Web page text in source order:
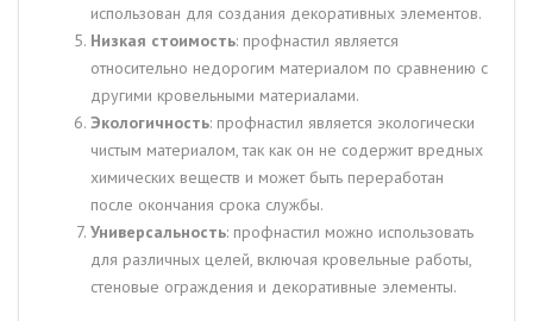
использован для создания декоративных элементов.
Низкая стоимость: профнастил является
относительно недорогим материалом по сравнению с
другими кровельными материалами.
Экологичность: профнастил является экологически
чистым материалом, так как он не содержит вредных
химических веществ и может быть переработан
после окончания срока службы.
Универсальность: профнастил можно использовать
для различных целей, включая кровельные работы,
стеновые ограждения и декоративные элементы.